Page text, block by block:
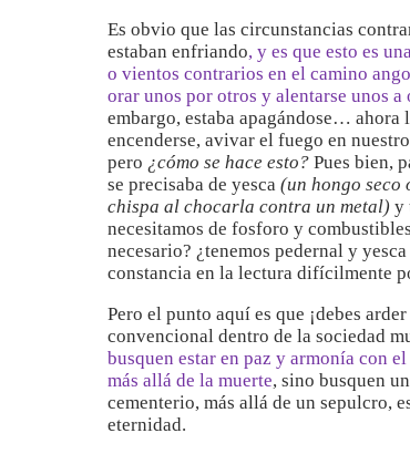
Es obvio que las circunstancias
estaban enfriando, y es que esto es
o vientos contrarios en el camino
orar unos por otros y alentarse unos a
embargo, estaba apagándose… ahora
encenderse, avivar el fuego en
pero ¿cómo se hace esto? Pues bien,
se precisaba de yesca (un hongo seco
chispa al chocarla contra un metal) y
necesitamos de fosforo y
necesario? ¿tenemos pedernal y
constancia en la lectura difícilmente
Pero el punto aquí es que ¡debes
convencional dentro de la sociedad
busquen estar en paz y armonía con
más allá de la muerte, sino busquen
cementerio, más allá de un sepulcro,
eternidad.